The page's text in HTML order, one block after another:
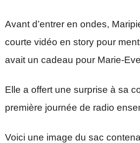
Avant d’entrer en ondes,
courte vidéo en story pour
avait un cadeau pour Marie-
Elle a offert une surprise à sa
première journée de radio
Voici une image du sac